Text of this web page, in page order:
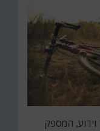
וידוע, המספק